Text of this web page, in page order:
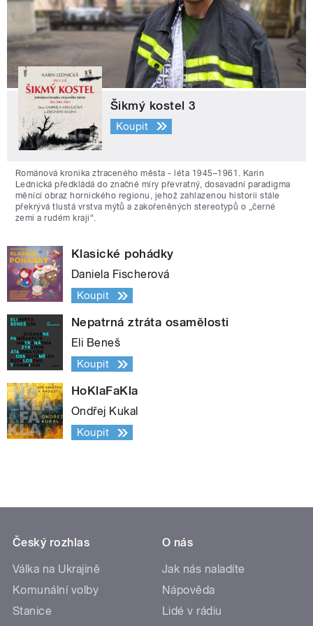
Šikmý kostel 3
Koupit
Románová kronika ztraceného města - léta 1945–1961. Karin
Lednická předkládá do značné míry převratný, dosavadní paradigma
měnící obraz hornického regionu, jehož zahlazenou historii stále
překrývá tlustá vrstva mýtů a zakořeněných stereotypů o „černé
zemi a rudém kraji“.
Klasické pohádky
Daniela Fischerová
Koupit
Nepatrná ztráta osamělosti
Eli Beneš
Koupit
HoKlaFaKla
Ondřej Kukal
Koupit
Český rozhlas
Válka na Ukrajině
Komunální volby
Stanice
O nás
Jak nás naladíte
Nápověda
Lidé v rádiu